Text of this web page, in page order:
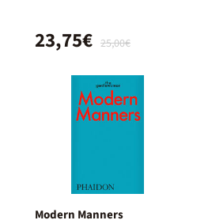
25,00€
23,75€
Modern Manners